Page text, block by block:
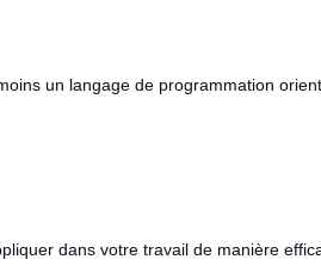
un langage de programmation
dans votre travail de manière